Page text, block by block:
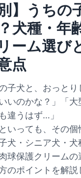
】うちの
犬種・年
ーム選び
点
子犬と、おっとり
いのかな？」「
違うはず…」
いっても、その個
犬・シニア犬・犬
球保護クリーム
のポイントを解説